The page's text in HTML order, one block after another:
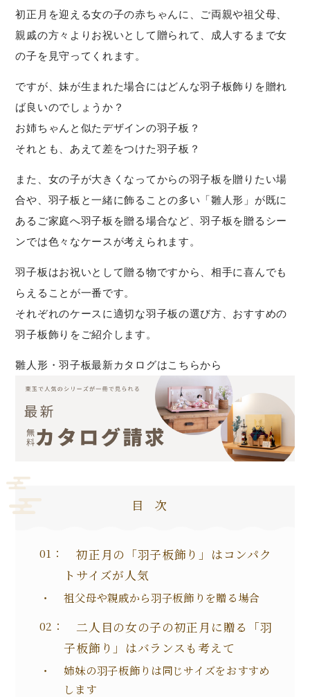
初正月を迎える女の子の赤ちゃんに、ご両親や祖父母、
親戚の方々よりお祝いとして贈られて、成人するまで女
の子を見守ってくれます。
ですが、妹が生まれた場合にはどんな羽子板飾りを贈れ
ば良いのでしょうか？
お姉ちゃんと似たデザインの羽子板？
それとも、あえて差をつけた羽子板？
また、女の子が大きくなってからの羽子板を贈りたい場
合や、羽子板と一緒に飾ることの多い「雛人形」が既に
あるご家庭へ羽子板を贈る場合など、羽子板を贈るシー
ンでは色々なケースが考えられます。
羽子板はお祝いとして贈る物ですから、相手に喜んでも
らえることが一番です。
それぞれのケースに適切な羽子板の選び方、おすすめの
羽子板飾りをご紹介します。
雛人形・羽子板最新カタログはこちらから
目次
初正月の「羽子板飾り」はコンパク
トサイズが人気
祖父母や親戚から羽子板飾りを贈る場合
二人目の女の子の初正月に贈る「羽
子板飾り」はバランスも考えて
姉妹の羽子板飾りは同じサイズをおすすめ
します